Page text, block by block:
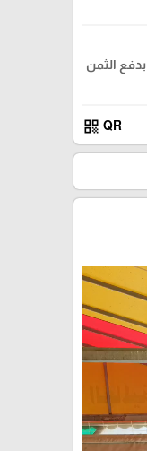
الثمن
QR
qr_code